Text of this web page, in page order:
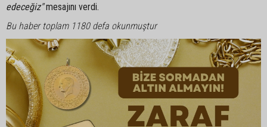
edeceğiz"mesajını verdi.
Bu haber toplam 1180 defa okunmuştur